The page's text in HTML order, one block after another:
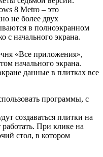
8 Metro – это
не более двух
в полноэкранном
с начального экрана.
«Все приложения»,
начального экрана.
данные в плитках все
программы, с
создаваться плитки на
При клике на
стол, в котором